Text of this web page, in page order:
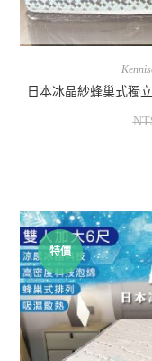
日本冰晶紗蜂巢式獨
特價